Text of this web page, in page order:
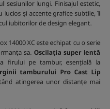
sesiunilor lungi. Finisajul estetic,
și accente grafice subtile, îi
iubitorilor de design elegant.
14000 XC este echipat cu o serie
sa. Oscilația super lentă
firului pe tambur, esențială la
tamburului Pro Cast Lip
atingerea unor distanțe mai